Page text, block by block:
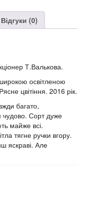
Відгуки (0)
Т.Валькова.
освітленою
цвітіння. 2016 рік.
багато,
чудово. Сорт дуже
майже всі.
тягне ручки вгору.
яскраві. Але